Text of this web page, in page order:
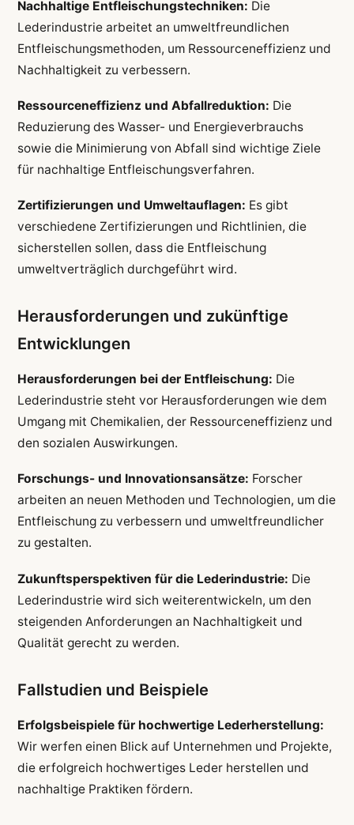
Nachhaltige Entfleischungstechniken: Die
Lederindustrie arbeitet an umweltfreundlichen
Entfleischungsmethoden, um Ressourceneffizienz und
Nachhaltigkeit zu verbessern.
Ressourceneffizienz und Abfallreduktion: Die
Reduzierung des Wasser- und Energieverbrauchs
sowie die Minimierung von Abfall sind wichtige Ziele
für nachhaltige Entfleischungsverfahren.
Zertifizierungen und Umweltauflagen: Es gibt
verschiedene Zertifizierungen und Richtlinien, die
sicherstellen sollen, dass die Entfleischung
umweltverträglich durchgeführt wird.
Herausforderungen und zukünftige
Entwicklungen
Herausforderungen bei der Entfleischung: Die
Lederindustrie steht vor Herausforderungen wie dem
Umgang mit Chemikalien, der Ressourceneffizienz und
den sozialen Auswirkungen.
Forschungs- und Innovationsansätze: Forscher
arbeiten an neuen Methoden und Technologien, um die
Entfleischung zu verbessern und umweltfreundlicher
zu gestalten.
Zukunftsperspektiven für die Lederindustrie: Die
Lederindustrie wird sich weiterentwickeln, um den
steigenden Anforderungen an Nachhaltigkeit und
Qualität gerecht zu werden.
Fallstudien und Beispiele
Erfolgsbeispiele für hochwertige Lederherstellung:
Wir werfen einen Blick auf Unternehmen und Projekte,
die erfolgreich hochwertiges Leder herstellen und
nachhaltige Praktiken fördern.